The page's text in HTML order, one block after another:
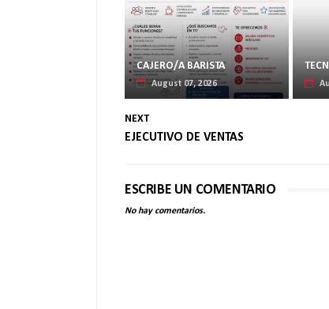
CAJERO/A BARISTA
August 07, 2026
NEXT
EJECUTIVO DE VENTAS
ESCRIBE UN COMENTARIO
No hay comentarios.